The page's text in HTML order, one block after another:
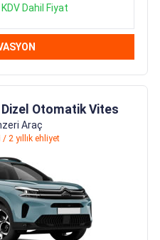
Dahil Fiyat
Otomatik Vites
Araç
2 yıllık ehliyet